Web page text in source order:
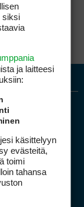
siksi
ja laitteesi
käsittelyyn
evästeitä,
toimi
tahansa